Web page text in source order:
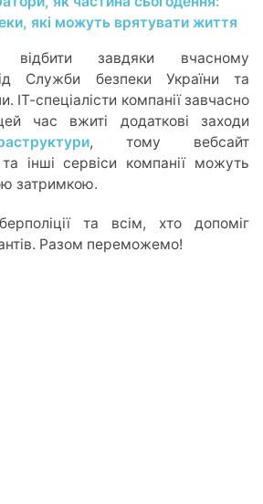
які можуть врятувати життя
завдяки вчасному
Служби безпеки України та
ІТ-спеціалісти компанії завчасно
час вжиті додаткові заходи
, тому вебсайт
та інші сервіси компанії можуть
затримкою.
та всім, хто допоміг
Разом переможемо!